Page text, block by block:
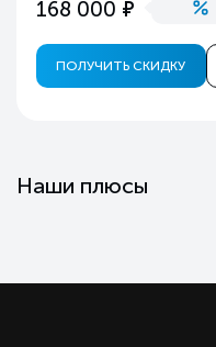
168 000 е
ПОЛУЧИТЬ СКИДКУ
Наши плюсы